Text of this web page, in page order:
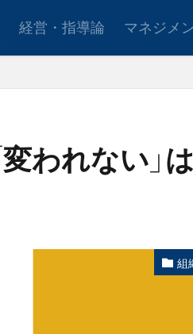
経営・指導論 マネジメ
われない」
組